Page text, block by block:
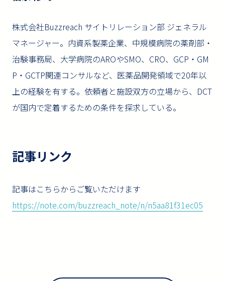
株式会社Buzzreach サイトリレーション部 ジェネラル
マネージャー。内資系製薬企業、中規模病院の薬剤部・
治験事務局、大学病院のAROやSMO、CRO、GCP・GM
P・GCTP関連コンサルなど、医薬品開発領域で20年以
上の経験を有する。依頼者と施設双方の立場から、DCT
が国内で定着するための条件を探求している。
記事リンク
記事はこちらからご覧いただけます
https://note.com/buzzreach_note/n/n5aa81f31ec05